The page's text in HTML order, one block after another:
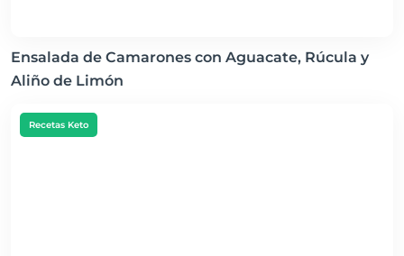
Ensalada de Camarones con Aguacate, Rúcula y
Aliño de Limón
Recetas Keto